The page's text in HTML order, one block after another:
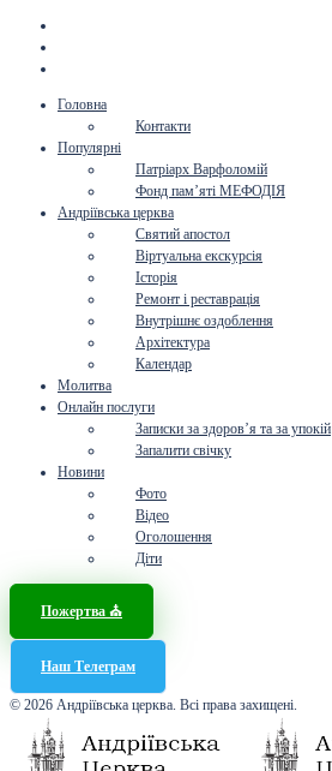
Головна
Контакти
Популярні
Патріарх Варфоломій
Фонд пам’яті МЕФОДІЯ
Андріївська церква
Святий апостол
Віртуальна екскурсія
Історія
Ремонт і реставрація
Внутрішнє оздоблення
Архітектура
Календар
Молитва
Онлайн послуги
Записки за здоров’я та за упокій
Запалити свічку
Новини
Фото
Відео
Оголошення
Діти
Пожертва ⛪️
Наш Телеграм
© 2026 Андріївська церква. Всі права захищені.